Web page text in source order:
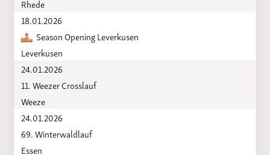
Rhede
18.01.2026
Season Opening Leverkusen
Leverkusen
24.01.2026
11. Weezer Crosslauf
Weeze
24.01.2026
69. Winterwaldlauf
Essen